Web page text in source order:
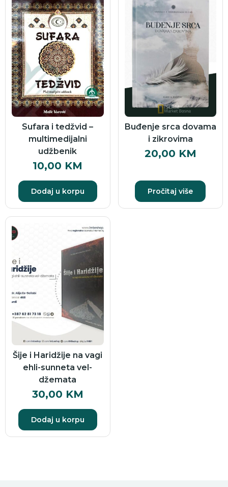
Sufara i tedžvid –
multimedijalni
udžbenik
10,00 KM
Dodaj u korpu
Buđenje srca dovama
i zikrovima
20,00 KM
Pročitaj više
Šije i Haridžije na vagi
ehli-sunneta vel-
džemata
30,00 KM
Dodaj u korpu